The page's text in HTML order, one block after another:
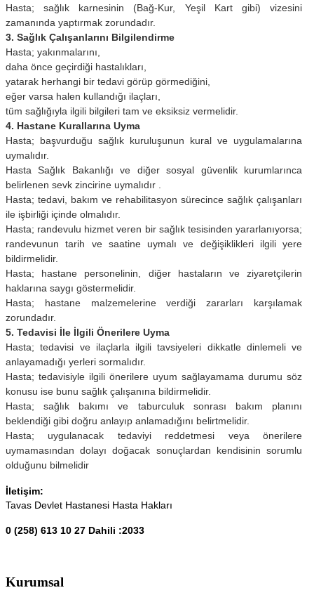
Hasta; sağlık karnesinin (Bağ-Kur, Yeşil Kart gibi) vizesini
zamanında yaptırmak zorundadır.
3. Sağlık Çalışanlarını Bilgilendirme
Hasta; yakınmalarını,
daha önce geçirdiği hastalıkları,
yatarak herhangi bir tedavi görüp görmediğini,
eğer varsa halen kullandığı ilaçları,
tüm sağlığıyla ilgili bilgileri tam ve eksiksiz vermelidir.
4. Hastane Kurallarına Uyma
Hasta; başvurduğu sağlık kuruluşunun kural ve uygulamalarına
uymalıdır.
Hasta Sağlık Bakanlığı ve diğer sosyal güvenlik kurumlarınca
belirlenen sevk zincirine uymalıdır .
Hasta; tedavi, bakım ve rehabilitasyon sürecince sağlık çalışanları
ile işbirliği içinde olmalıdır.
Hasta; randevulu hizmet veren bir sağlık tesisinden yararlanıyorsa;
randevunun tarih ve saatine uymalı ve değişiklikleri ilgili yere
bildirmelidir.
Hasta; hastane personelinin, diğer hastaların ve ziyaretçilerin
haklarına saygı göstermelidir.
Hasta; hastane malzemelerine verdiği zararları karşılamak
zorundadır.
5. Tedavisi İle İlgili Önerilere Uyma
Hasta; tedavisi ve ilaçlarla ilgili tavsiyeleri dikkatle dinlemeli ve
anlayamadığı yerleri sormalıdır.
Hasta; tedavisiyle ilgili önerilere uyum sağlayamama durumu söz
konusu ise bunu sağlık çalışanına bildirmelidir.
Hasta; sağlık bakımı ve taburculuk sonrası bakım planını
beklendiği gibi doğru anlayıp anlamadığını belirtmelidir.
Hasta; uygulanacak tedaviyi reddetmesi veya önerilere
uymamasından dolayı doğacak sonuçlardan kendisinin sorumlu
olduğunu bilmelidir
İletişim:
Tavas Devlet Hastanesi Hasta Hakları
0 (258) 613 10 27 Dahili :2033
Kurumsal